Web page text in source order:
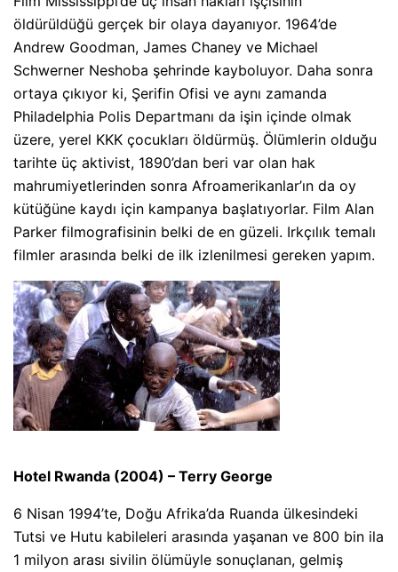
öldürüldüğü gerçek bir olaya dayanıyor. 1964’de
Andrew Goodman, James Chaney ve Michael
Schwerner Neshoba şehrinde kayboluyor. Daha sonra
ortaya çıkıyor ki, Şerifin Ofisi ve aynı zamanda
Philadelphia Polis Departmanı da işin içinde olmak
üzere, yerel KKK çocukları öldürmüş. Ölümlerin olduğu
tarihte üç aktivist, 1890’dan beri var olan hak
mahrumiyetlerinden sonra Afroamerikanlar’ın da oy
kütüğüne kaydı için kampanya başlatıyorlar. Film Alan
Parker filmografisinin belki de en güzeli. Irkçılık temalı
filmler arasında belki de ilk izlenilmesi gereken yapım.
Hotel Rwanda (2004) – Terry George
6 Nisan 1994’te, Doğu Afrika’da Ruanda ülkesindeki
Tutsi ve Hutu kabileleri arasında yaşanan ve 800 bin ila
1 milyon arası sivilin ölümüyle sonuçlanan, gelmiş